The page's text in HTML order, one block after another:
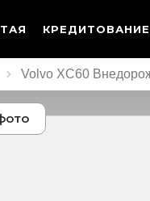
КРЕДИТОВАНИЕ
Volvo XC60